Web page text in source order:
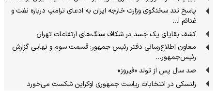
پاسخ تند سخنگوی وزارت خارجه ایران به ادعای ترامپ درباره نفت و
غنائم ا…
کشف بقایای یک جسد در شکاف سنگ‌های ارتفاعات تهران
معاون اطلاع‌رسانی دفتر رئیس جمهور: قسمت سوم و نهایی گزارش
رئیس‌جمهور…
صد سال پس از تولد «فیروز»
زلنسکی در انتخابات ریاست جمهوری اوکراین شکست می‌خورد